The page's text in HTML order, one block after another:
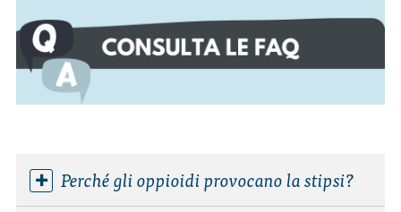
Perché gli oppioidi provocano la stipsi?